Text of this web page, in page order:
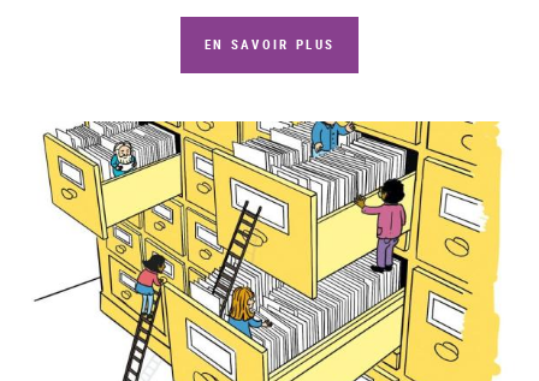
EN SAVOIR PLUS